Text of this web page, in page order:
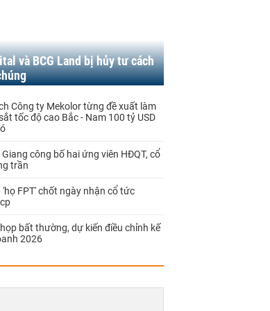
và BCG Land bị hủy tư cách
Công ty Mekolor từng đề xuất làm
tốc độ cao Bắc - Nam 100 tỷ USD
công bố hai ứng viên HĐQT, cổ
trần
'họ FPT' chốt ngày nhận cổ tức
bất thường, dự kiến điều chỉnh kế
2026